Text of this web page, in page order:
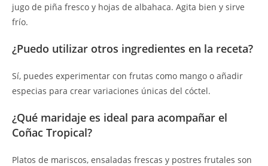
jugo de piña fresco y hojas de albahaca. Agita bien y sirve
frío.
¿Puedo utilizar otros ingredientes en la receta?
Sí, puedes experimentar con frutas como mango o añadir
especias para crear variaciones únicas del cóctel.
¿Qué maridaje es ideal para acompañar el
Coñac Tropical?
Platos de mariscos, ensaladas frescas y postres frutales son